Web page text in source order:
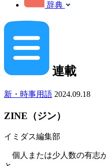
辞典
連載
新・時事用語 2024.09.18
ZINE（ジン）
イミダス編集部
個人または少人数の有志